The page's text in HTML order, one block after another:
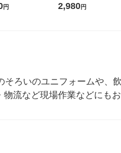
ボ 2300g 1セット
円
し 無洗米 5kg 1袋 令和
2,980円
ろいのユニフォームや、
流など現場作業などにも